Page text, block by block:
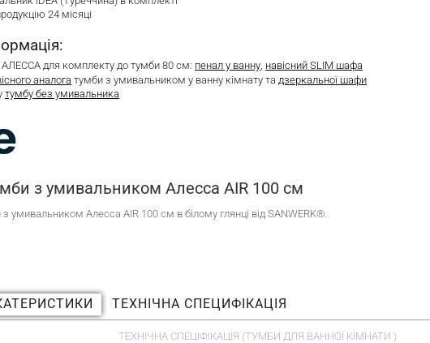
24 місяці
АЛЕССА для комплекту до тумби 80 см: пенал у ванну навісний SLIM шафа
аналога тумби з умивальником у ванну кімнату та дзеркальної шафи
тумбу без умивальника
з умивальником Алесса AIR 100 см
умивальником Алесса AIR 100 см в білому глянці від SANWERK®.
ТЕХНІЧНА СПЕЦИФІКАЦІЯ
ТЕХНІЧНА СПЕЦІФІКАЦІЯ (ТУМБИ ДЛЯ ВАННОЇ КІМНАТИ )